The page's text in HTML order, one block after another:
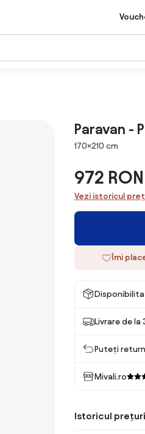
Paravan -
Dimensiuni
170×210 cm
972 RON
Vezi istoricul
Îmi
Livrare de la
Puteți
Mivali.ro
Istoricul